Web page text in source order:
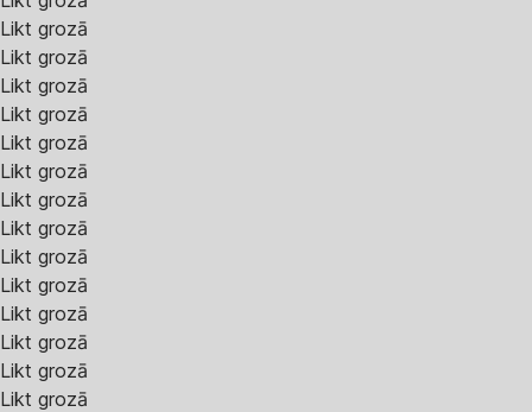
Likt grozā
Likt grozā
Likt grozā
Likt grozā
Likt grozā
Likt grozā
Likt grozā
Likt grozā
Likt grozā
Likt grozā
Likt grozā
Likt grozā
Likt grozā
Likt grozā